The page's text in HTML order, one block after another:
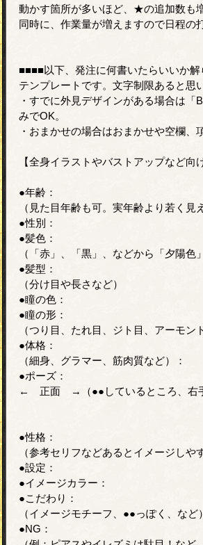
動かす箇所が多いほど、★の追加数も
同時に、作業量が増えますので日程の
■■■■以下、発注に何書いたらいいか
テンプレートです。文字制限あると思
・すでに外見デザインがある場合は
みでOK。
・おまかせの場合はおまかせや空欄、
【全身イラストやバストアップなど向
●年齢：
（見た目年齢も可。実年齢より若く見
●性別：
●髪色：
（「赤」、「黒」、などから「夕陽
●髪型：
（分け目や長さなど）
●瞳の色：
●瞳の形：
（つり目、たれ目、ジト目、アーモン
●体格：
（細身、グラマー、筋肉質など）：
●ポーズ：
← 正面 →（●●しているところ、右
●性格：
（参考セリフなどあるとイメージしや
●設定：
●イメージカラー：
●こだわり：
（イメージモチーフ、●●っぽく、など）
●NG：